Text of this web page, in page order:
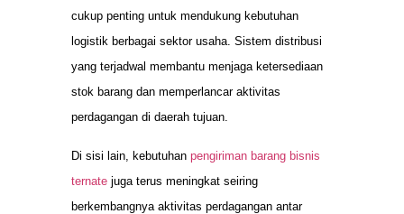
cukup penting untuk mendukung kebutuhan
logistik berbagai sektor usaha. Sistem distribusi
yang terjadwal membantu menjaga ketersediaan
stok barang dan memperlancar aktivitas
perdagangan di daerah tujuan.
Di sisi lain, kebutuhan pengiriman barang bisnis
ternate juga terus meningkat seiring
berkembangnya aktivitas perdagangan antar